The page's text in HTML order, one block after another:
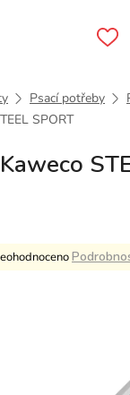
Psací potřeby
SPORT